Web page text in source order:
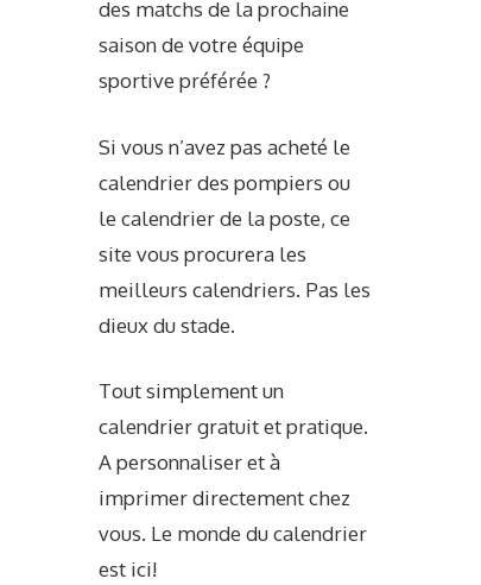
des matchs de la prochaine
saison de votre équipe
sportive préférée ?
Si vous n’avez pas acheté le
calendrier des pompiers ou
le calendrier de la poste, ce
site vous procurera les
meilleurs calendriers. Pas les
dieux du stade.
Tout simplement un
calendrier gratuit et pratique.
A personnaliser et à
imprimer directement chez
vous. Le monde du calendrier
est ici!